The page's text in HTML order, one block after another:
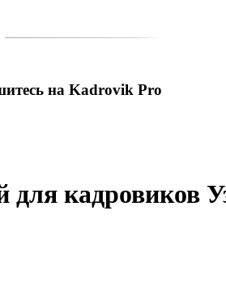
на Kadrovik Pro
кадровиков